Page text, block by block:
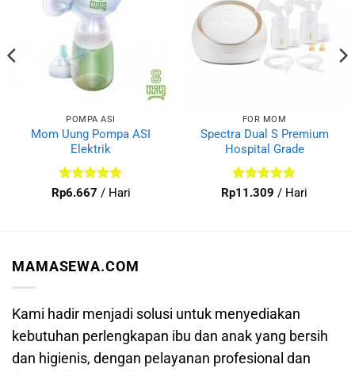
POMPA ASI
Mom Uung Pompa ASI
Elektrik
Dinilai 5
Rp6.667 / Hari
FOR MOM
Spectra Dual S Premium
Hospital Grade
Dinilai5
Rp11.309 / Hari
MAMASEWA.COM
Kami hadir menjadi solusi untuk menyediakan
kebutuhan perlengkapan ibu dan anak yang bersih
dan higienis, dengan pelayanan profesional dan